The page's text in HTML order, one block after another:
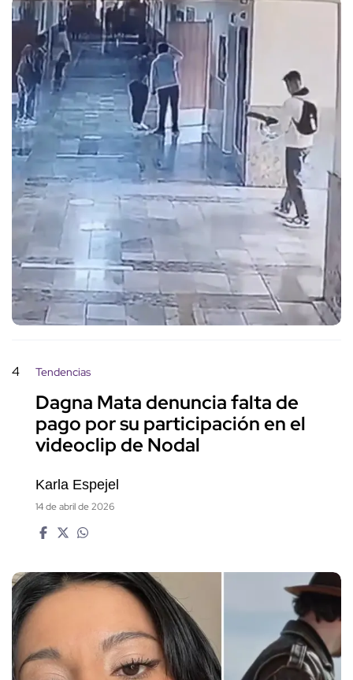
4 Tendencias
Dagna Mata denuncia falta de
pago por su participación en el
videoclip de Nodal
Karla Espejel
14 de abril de 2026